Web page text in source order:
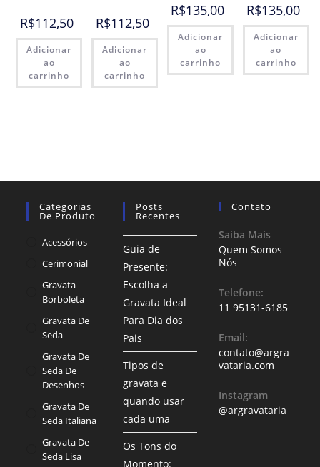
R$112,50
Adicionar
ao
carrinho
R$112,50
Adicionar
ao
carrinho
R$135,00
Adicionar
ao
carrinho
R$135,00
Adicionar
ao
carrinho
Categorias
De Produto
Acessórios
Cerimonial
Gravata
Borboleta
Gravata De
Seda
Gravata De
Seda De
Desenhos
Gravata De
Seda Italiana
Gravata De
Seda Lisa
Posts
Recentes
Guia de
Presente:
Escolha a
Gravata Ideal
Para Dia dos
Pais
Tipos de
gravata e
quando usar
cada uma
Os Tons do
Momento:
Contato
Saiba Mais
Quem Somos
Nós
Telefone:
11 95131-6185
Email:
contato@argra
vataria.com
Instagram
@argravataria